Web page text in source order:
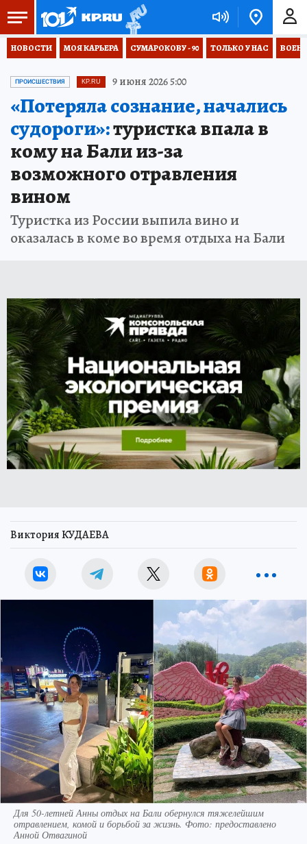
НОВОСТИ МОЯ КАРЬЕРА СУМАРОКОВУ - 90 ТОЛЬКО У НАС
ПРОИСШЕСТВИЯ KP.RU 9 июня 2026 5:00
«Потеряла сознание, начались
судороги»:туристка впала в
кому на Бали из-за
возможного отравления
вином
Туристка из России выпила вино и
оказалась в коме во время отдыха на Бали
Виктория КУДАЕВА
Для 50-летней Анны отдых на Бали обернулся тяжелейшим
отравлением, комой и борьбой за жизнь. Фото: предоставлено
Анной Отвагиной